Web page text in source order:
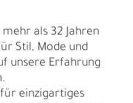
als 32 Jahren
Stil, Mode und
unsere Erfahrung
einzigartiges